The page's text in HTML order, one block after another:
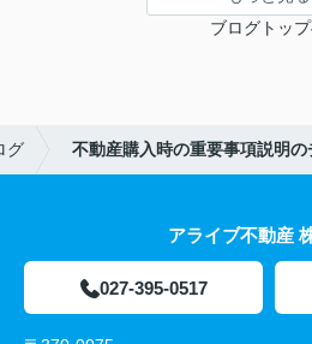
ブログトッ
グ 不動産購入時の重要事項説明
アライブ不動産
027-395-0517